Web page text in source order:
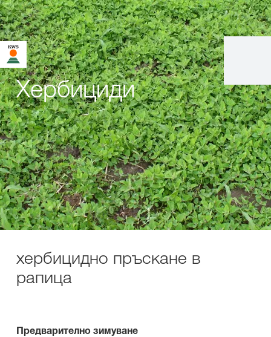
Хербициди
хербицидно пръскане в
рапица
Предварително зимуване